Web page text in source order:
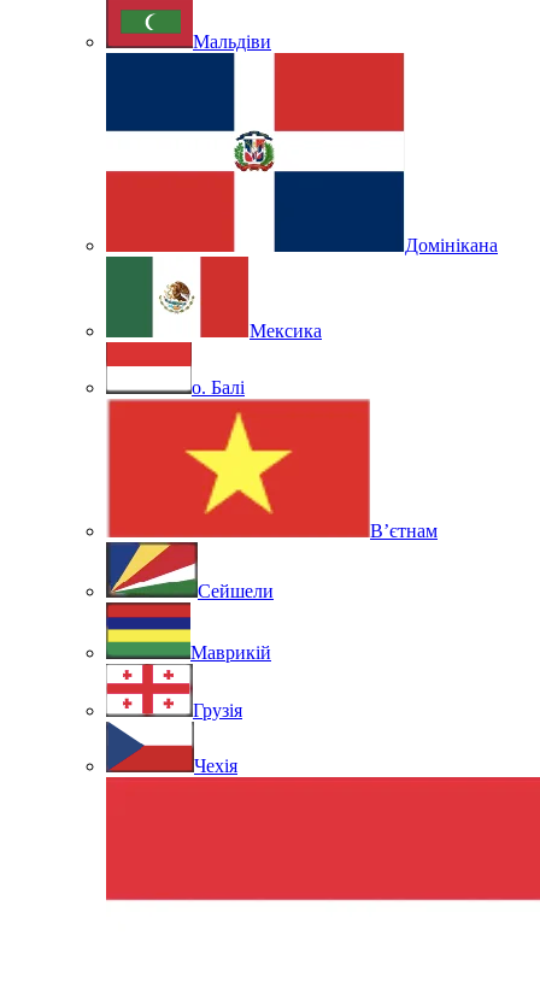
Мальдіви
Домінікана
Мексика
о. Балі
В’єтнам
Сейшели
Маврикій
Грузія
Чехія